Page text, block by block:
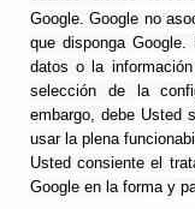
Google. Google no
que disponga
datos o la
selección de la
embargo, debe Usted
usar la plena
Usted consiente el
Google en la forma y